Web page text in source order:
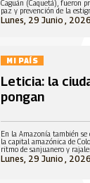
Lunes, 29 Junio , 2026
Caguán (Caquetá), fueron
paz y prevención de la
MI PAÍS
Lunes, 29 Junio , 2026
Leticia: la
pongan
En la Amazonía también se
la capital amazónica de
ritmo de sanjuanero y